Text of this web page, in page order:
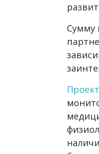
Сумму